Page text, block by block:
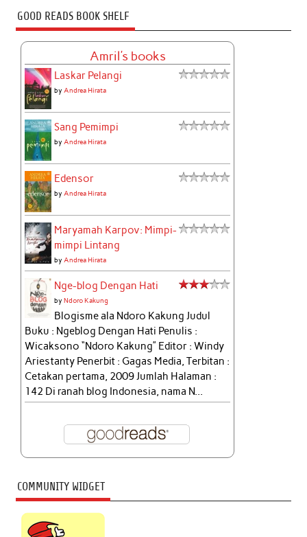
GOOD READS BOOK SHELF
Amril's books
Laskar Pelangi
byAndrea Hirata
Sang Pemimpi
byAndrea Hirata
Edensor
byAndrea Hirata
Maryamah Karpov: Mimpi-
mimpi Lintang
byAndrea Hirata
Nge-blog Dengan Hati
byNdoro Kakung
Blogisme ala Ndoro Kakung Judul
Buku : Ngeblog Dengan Hati Penulis :
Wicaksono “Ndoro Kakung” Editor : Windy
Ariestanty Penerbit : Gagas Media, Terbitan :
Cetakan pertama, 2009 Jumlah Halaman :
142 Di ranah blog Indonesia, nama N...
COMMUNITY WIDGET